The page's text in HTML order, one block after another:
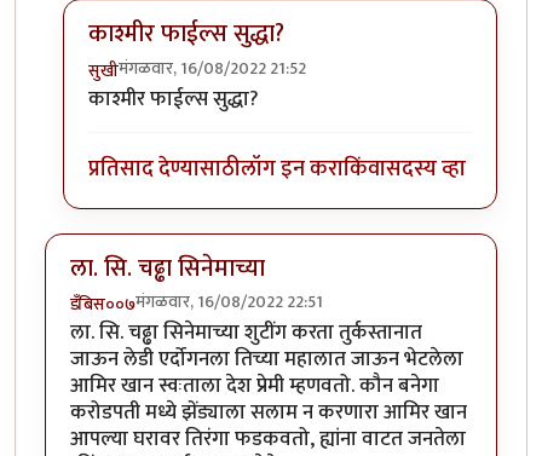
काश्मीर फाईल्स सुद्धा?
सुखीमंगळवार, 16/08/2022 21:52
In reply toबॉयकॉटby
काश्मीर फाईल्स सुद्धा?
प्रतिसाद देण्यासाठीलॉग इन कराकिंवासदस्य व्हा
ला. सि. चढ्ढा सिनेमाच्या
डँबिस००७मंगळवार, 16/08/2022 22:51
ला. सि. चढ्ढा सिनेमाच्या शुटींग करता तुर्कस्तानात
जाऊन लेडी एर्दोगनला तिच्या महालात जाऊन भेटलेला
आमिर खान स्वःताला देश प्रेमी म्हणवतो. कौन बनेगा
करोडपती मध्ये झेंड्याला सलाम न करणारा आमिर खान
आपल्या घरावर तिरंगा फडकवतो, ह्यांना वाटत जनतेला